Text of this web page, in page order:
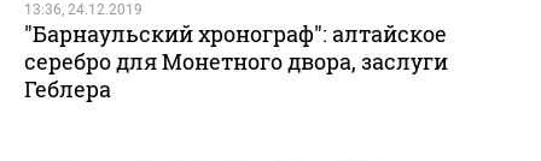
13:36, 24.12.2019
"Барнаульский хронограф": алтайское
серебро для Монетного двора, заслуги
Геблера